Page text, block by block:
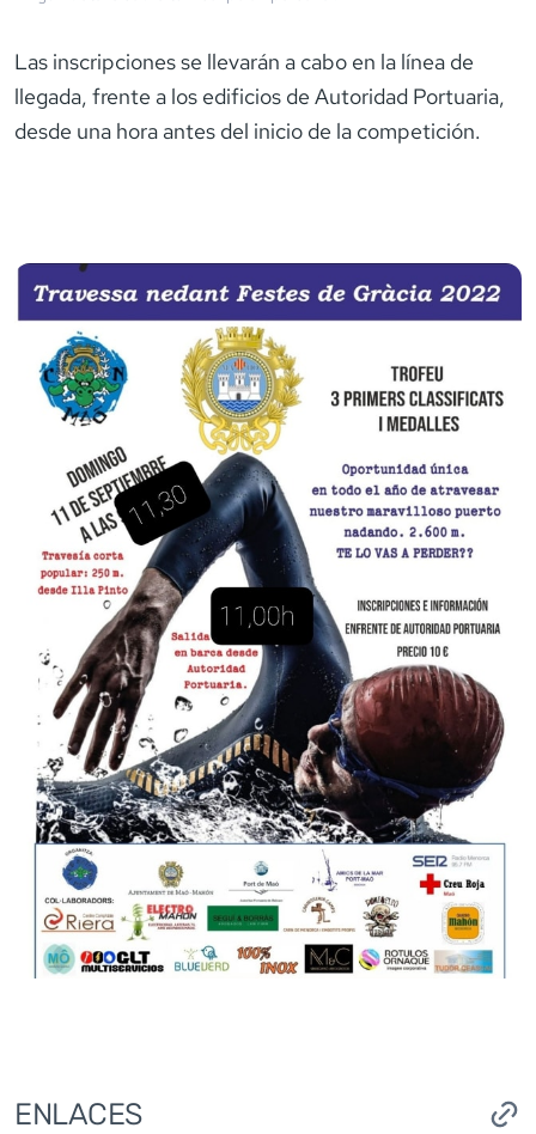
Las inscripciones se llevarán a cabo en la línea de
llegada, frente a los edificios de Autoridad Portuaria,
desde una hora antes del inicio de la competición.
ENLACES